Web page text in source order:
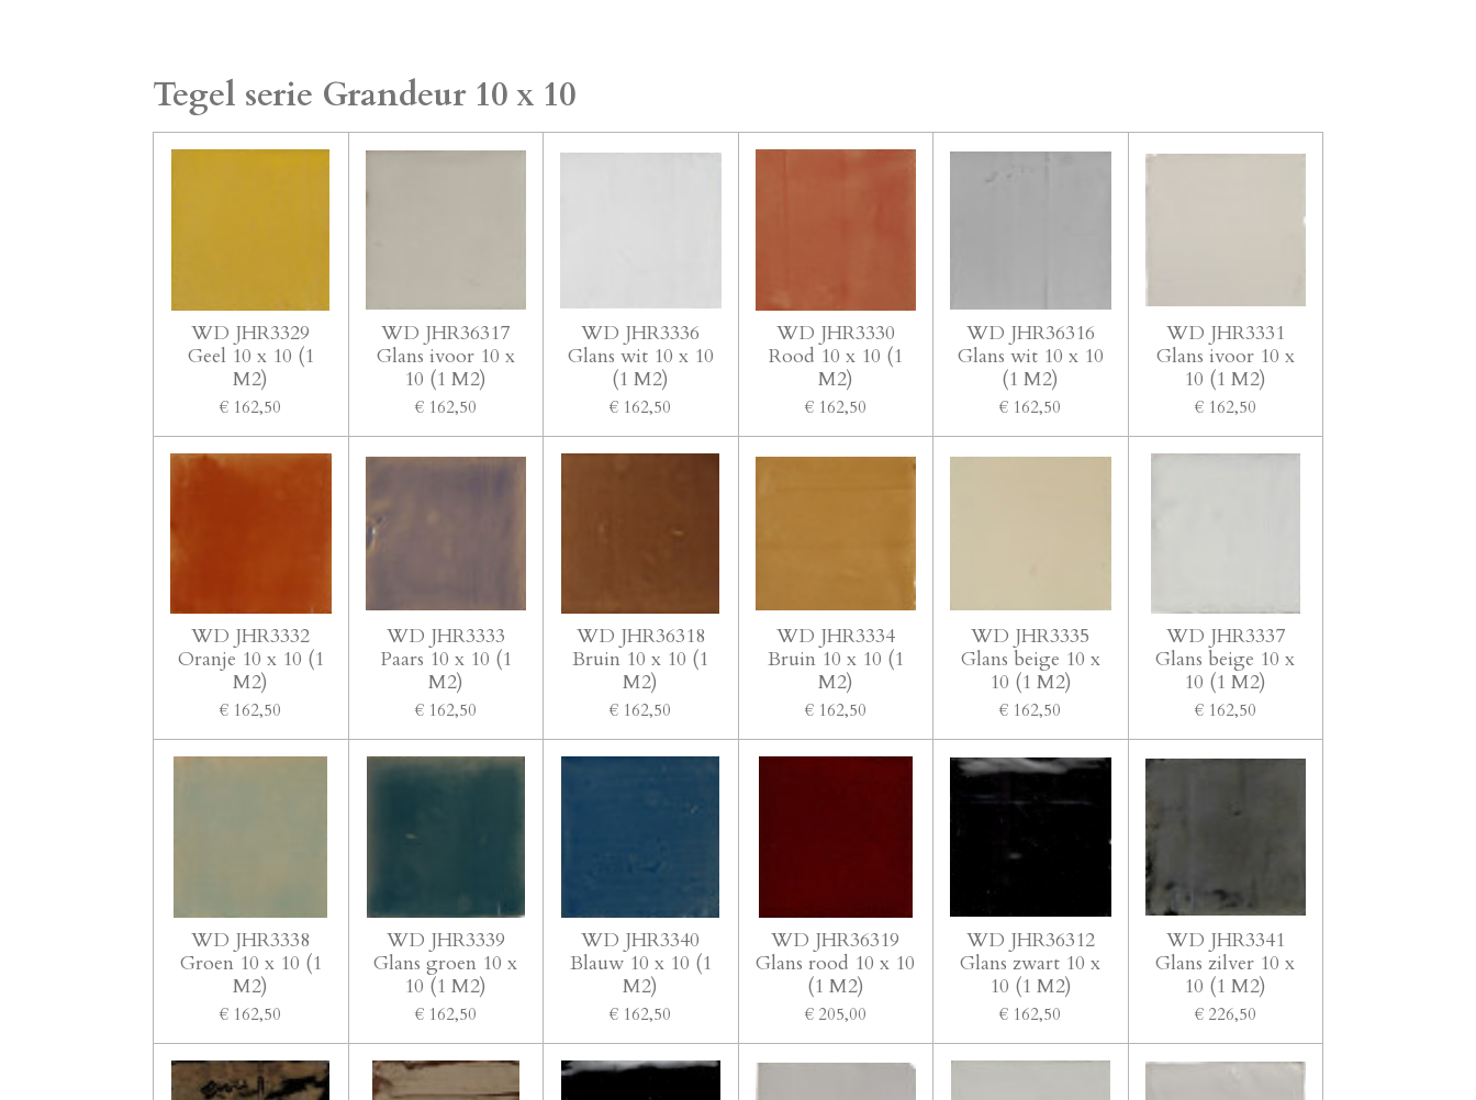
Tegel serie Grandeur 10 x 10
WD JHR3329
Geel 10 x 10 (1
M2)
€ 162,50
WD JHR36317
Glans ivoor 10 x
10 (1 M2)
€ 162,50
WD JHR3336
Glans wit 10 x 10
(1 M2)
€ 162,50
WD JHR3330
Rood 10 x 10 (1
M2)
€ 162,50
WD JHR36316
Glans wit 10 x 10
(1 M2)
€ 162,50
WD JHR3331
Glans ivoor 10 x
10 (1 M2)
€ 162,50
WD JHR3332
Oranje 10 x 10 (1
M2)
€ 162,50
WD JHR3333
Paars 10 x 10 (1
M2)
€ 162,50
WD JHR36318
Bruin 10 x 10 (1
M2)
€ 162,50
WD JHR3334
Bruin 10 x 10 (1
M2)
€ 162,50
WD JHR3335
Glans beige 10 x
10 (1 M2)
€ 162,50
WD JHR3337
Glans beige 10 x
10 (1 M2)
€ 162,50
WD JHR3338
Groen 10 x 10 (1
M2)
€ 162,50
WD JHR3339
Glans groen 10 x
10 (1 M2)
€ 162,50
WD JHR3340
Blauw 10 x 10 (1
M2)
€ 162,50
WD JHR36319
Glans rood 10 x 10
(1 M2)
€ 205,00
WD JHR36312
Glans zwart 10 x
10 (1 M2)
€ 162,50
WD JHR3341
Glans zilver 10 x
10 (1 M2)
€ 226,50